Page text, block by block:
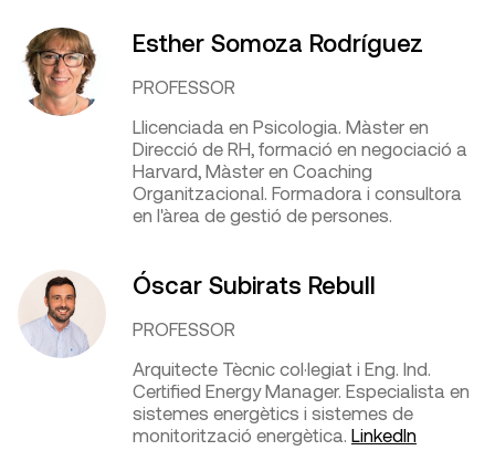
Esther Somoza Rodríguez
PROFESSOR
Llicenciada en Psicologia. Màster en
Direcció de RH, formació en negociació a
Harvard, Màster en Coaching
Organitzacional. Formadora i consultora
en l'àrea de gestió de persones.
Óscar Subirats Rebull
PROFESSOR
Arquitecte Tècnic col·legiat i Eng. Ind.
Certified Energy Manager. Especialista en
sistemes energètics i sistemes de
monitorització energètica. LinkedIn